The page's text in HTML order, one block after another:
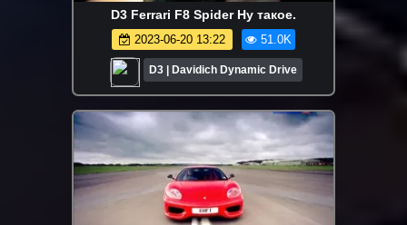
D3 Ferrari F8 Spider Ну такое.
2023-06-20 13:22 51.0K
D3 | Davidich Dynamic Drive